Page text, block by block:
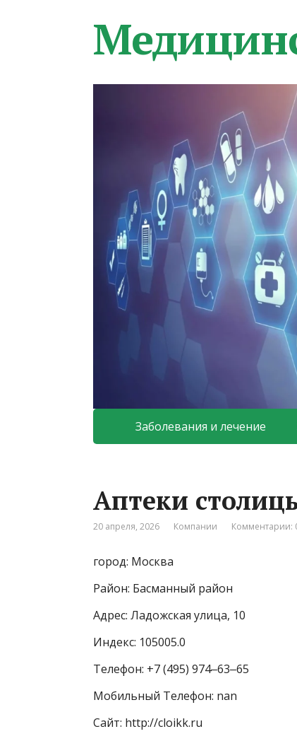
Заболевания и лечение
Аптеки
20 апреля, 2026 Компании Комментарии:
город: Москва
Район: Басманный район
Адрес: Ладожская улица, 10
Индекс: 105005.0
Телефон: +7 (495) 974‒63‒65
Мобильный Телефон: nan
Сайт: http://cloikk.ru